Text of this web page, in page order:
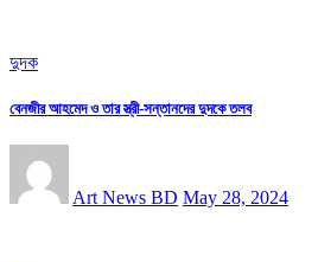
দুদক
বেনজীর আহমেদ ও তার স্ত্রী-সন্তানদের দুদকে তলব
Art News BD May 28, 2024